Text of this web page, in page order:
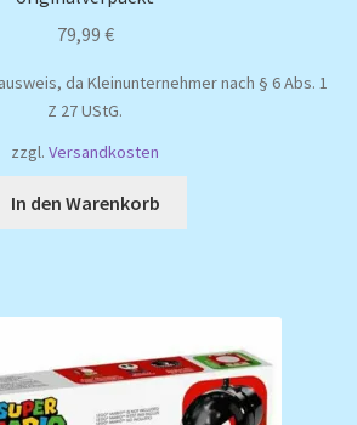
79,99 €
da Kleinunternehmer nach § 6 Abs. 1
Z 27 UStG.
zzgl. Versandkosten
In den Warenkorb